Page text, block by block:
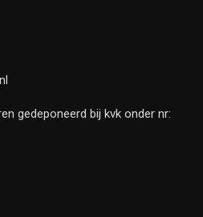
gedeponeerd bij kvk onder nr: